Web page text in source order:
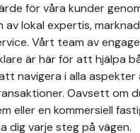
för våra kunder
av lokal expertis,
Vårt team av
är här för att hjälpa
navigera i alla aspekter
Oavsett om
eller en kommersiell
dig varje steg på vägen.